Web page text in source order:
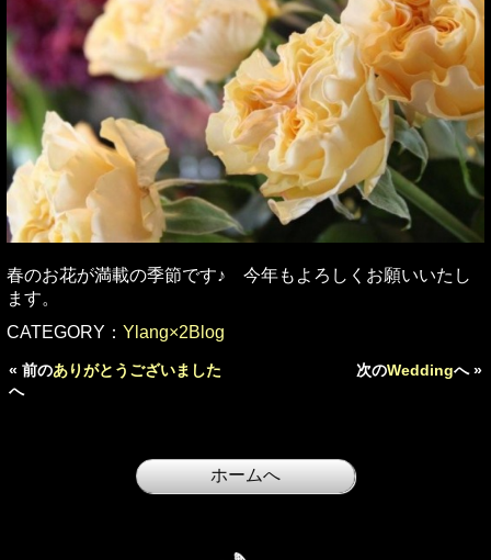
春のお花が満載の季節です♪ 今年もよろしくお願いいたし
ます。
CATEGORY： Ylang×2Blog
« 前のありがとうございました
へ
次のWeddingへ »